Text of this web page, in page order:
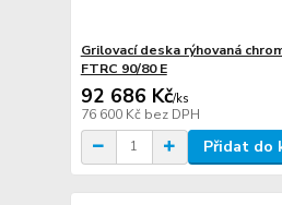
Grilovací deska rýhovaná
FTRC 90/80 E
92 686 Kč/ks
76 600 Kč bez DPH
Přidat do